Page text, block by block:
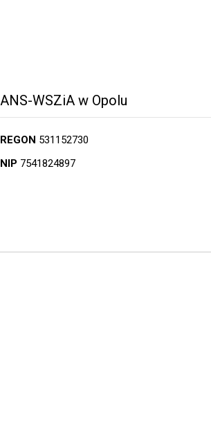
ANS-WSZiA w Opolu
REGON 531152730
NIP 7541824897